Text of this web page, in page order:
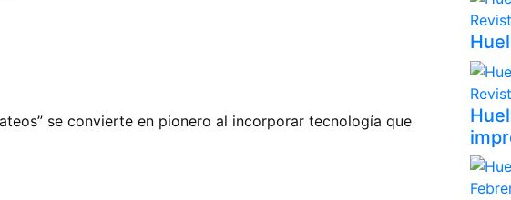
se convierte en pionero al incorporar tecnología que